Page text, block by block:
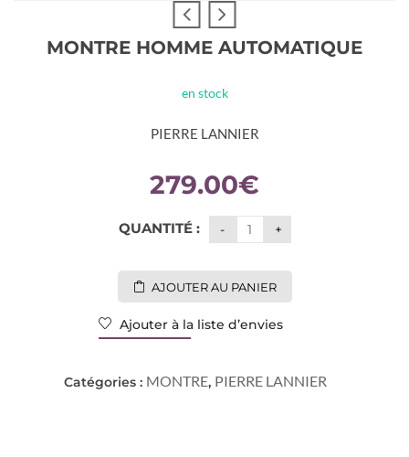
MONTRE HOMME AUTOMATIQUE
en stock
PIERRE LANNIER
279.00€
QUANTITÉ :
AJOUTER AU PANIER
Ajouter à la liste d’envies
Catégories : MONTRE, PIERRE LANNIER